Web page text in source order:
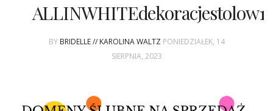
SPONSORING
BY BRIDELLE // KAROLINA WALTZ PONIEDZIAŁEK, 14
SIERPNIA, 2023